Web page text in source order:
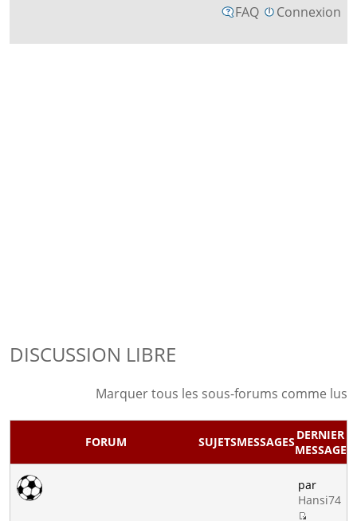
FAQ Connexion
DISCUSSION LIBRE
Marquer tous les sous-forums comme lus
FORUM SUJETSMESSAGES DERNIER
MESSAGE
par
Hansi74